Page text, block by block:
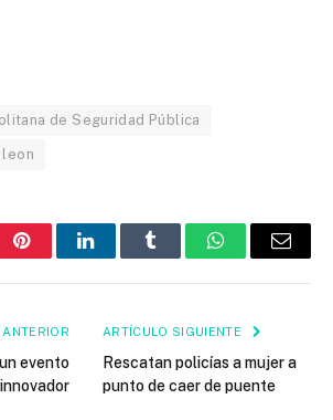
de Seguridad Pública
leon
PinterestLinkedInTumblr WhatsAppEmail
evento
innovador
ARTÍCULO SIGUIENTE
Rescatan policías a mujer a
punto de caer de puente